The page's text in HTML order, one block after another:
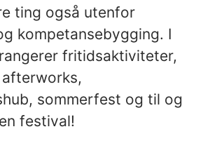
ting også utenfor
kompetansebygging. I
fritidsaktiviteter,
sommerfest og til og
festival!